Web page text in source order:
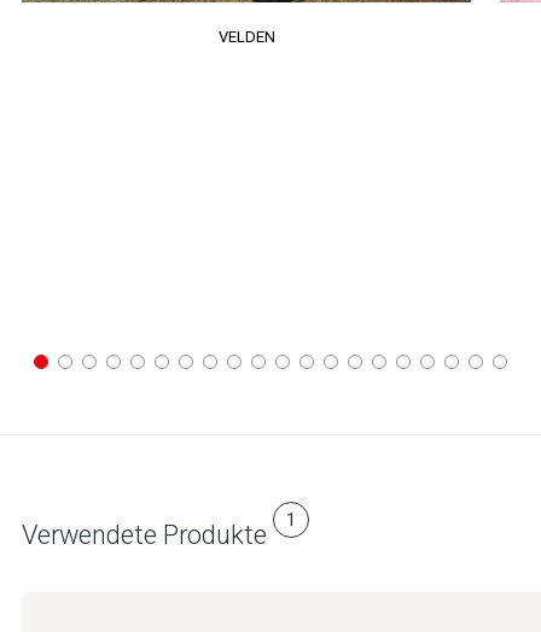
VELDEN
Verwendete Produkte 1